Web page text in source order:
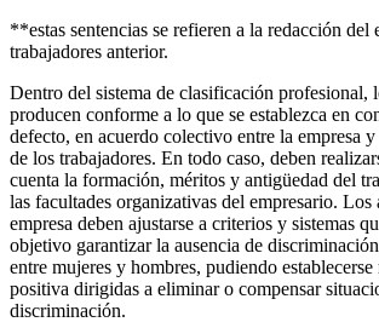
**estas sentencias se refieren a la redacción del
trabajadores anterior.
Dentro del sistema de clasificación profesional,
producen conforme a lo que se establezca en
defecto, en acuerdo colectivo entre la empresa y
de los trabajadores. En todo caso, deben
cuenta la formación, méritos y antigüedad del
las facultades organizativas del empresario. Los
empresa deben ajustarse a criterios y sistemas
objetivo garantizar la ausencia de
entre mujeres y hombres, pudiendo
positiva dirigidas a eliminar o compensar
discriminación.